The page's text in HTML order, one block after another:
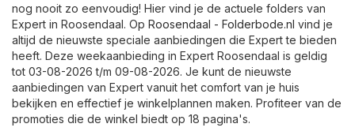
nog nooit zo eenvoudig! Hier vind je de actuele folders van
Expert in Roosendaal. Op Roosendaal - Folderbode.nl vind je
altijd de nieuwste speciale aanbiedingen die Expert te bieden
heeft. Deze weekaanbieding in Expert Roosendaal is geldig
tot 03-08-2026 t/m 09-08-2026. Je kunt de nieuwste
aanbiedingen van Expert vanuit het comfort van je huis
bekijken en effectief je winkelplannen maken. Profiteer van de
promoties die de winkel biedt op 18 pagina's.